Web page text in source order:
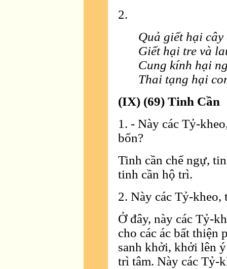
2.
Quả giết hại cây
Giết hại tre và
Cung kính hại
Thai tạng hại
(IX) (69) Tinh Cần
1. - Này các Tỷ-
bốn?
Tinh cần chế ngự,
tinh cần hộ trì.
2. Này các Tỷ-kheo,
Ở đây, này các Tỷ-
cho các ác bất thiện
sanh khởi, khởi lên
trì tâm. Này các Tỷ-